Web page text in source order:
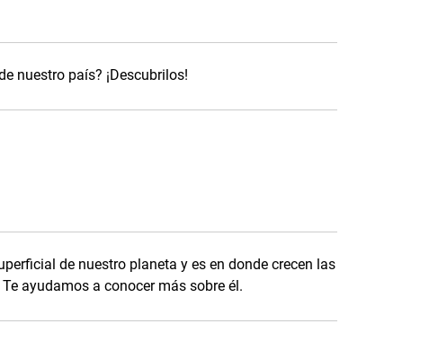
nuestro país? ¡Descubrilos!
de nuestro planeta y es en donde crecen las
ayudamos a conocer más sobre él.